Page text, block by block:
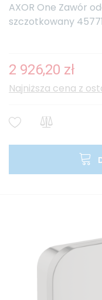
AXOR One Zawór
szczotkowany
2 926,20 zł
Najniższa cena z